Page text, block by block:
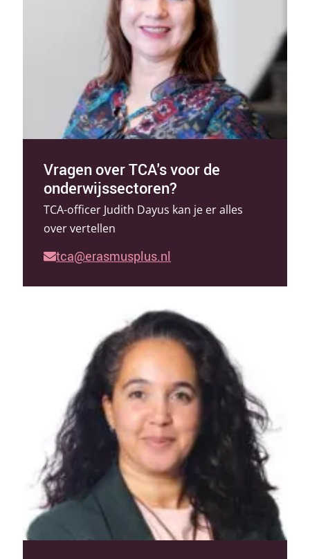
Vragen over TCA's voor de
onderwijssectoren?
TCA-officer Judith Dayus kan je er alles
over vertellen
tca@erasmusplus.nl